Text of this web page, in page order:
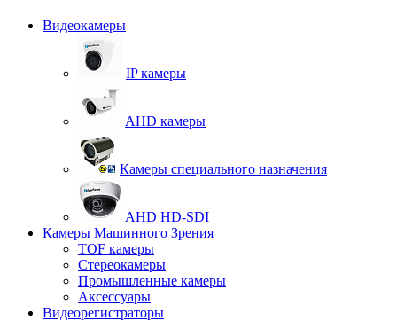
Видеокамеры
IP камеры
AHD камеры
Камеры специального назначения
AHD HD-SDI
Камеры Машинного Зрения
TOF камеры
Стереокамеры
Промышленные камеры
Аксессуары
Видеорегистраторы